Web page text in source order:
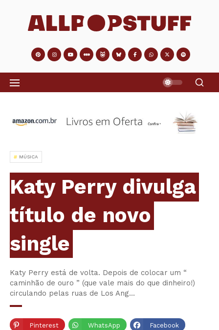
MÚSICA
Katy Perry divulga
título de novo
single
Katy Perry está de volta. Depois de colocar um “
caminhão de ouro ” (que vale mais do que dinheiro!)
circulando pelas ruas de Los Ang…
Pinterest WhatsApp Facebook